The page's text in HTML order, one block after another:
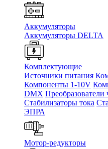
Аккумуляторы
Аккумуляторы DELTA
Комплектующие
Источники питания
Компоненты 1-10V
DMX Преобразователи
Стабилизаторы тока
ЭПРА
Мотор-редукторы